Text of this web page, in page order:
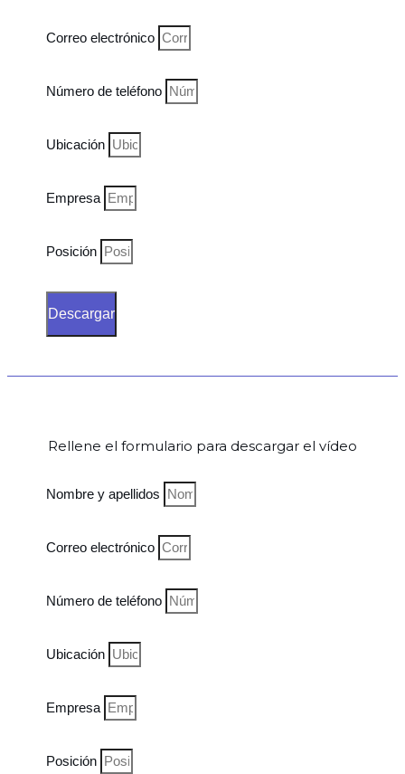
Correo electrónico
Número de teléfono
Ubicación
Empresa
Posición
Descargar
Rellene el formulario para descargar el vídeo
Nombre y apellidos
Correo electrónico
Número de teléfono
Ubicación
Empresa
Posición